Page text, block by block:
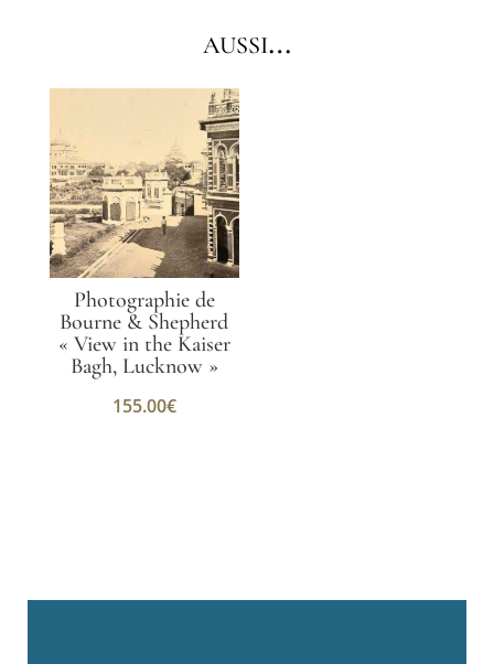
aussi…
Photographie de
Bourne & Shepherd
« View in the Kaiser
Bagh, Lucknow »
155.00€